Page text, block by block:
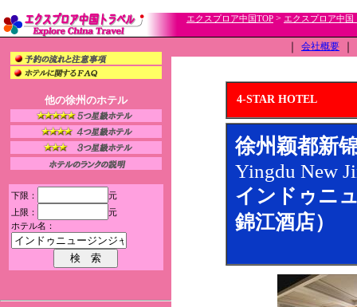
エクスプロア中国TOP > エクスプロア中国
他の徐州のホテル
下限：
元
上限：
元
ホテル名：
会社概要
4-STAR HOTEL
徐州颖都新
Yingdu New
インドゥニ
錦江酒店）